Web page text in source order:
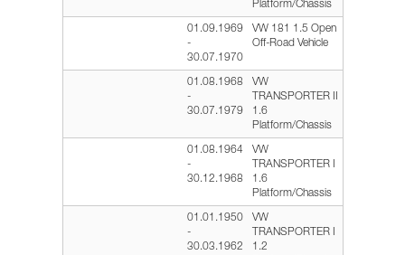
Platform/Chassis
01.09.1969
-
30.07.1970
VW 181 1.5 Open
Off-Road Vehicle
01.08.1968
-
30.07.1979
VW
TRANSPORTER II
1.6
Platform/Chassis
01.08.1964
-
30.12.1968
VW
TRANSPORTER I
1.6
Platform/Chassis
01.01.1950
-
30.03.1962
VW
TRANSPORTER I
1.2